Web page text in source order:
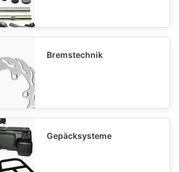
Bremstechnik
Gepäcksysteme